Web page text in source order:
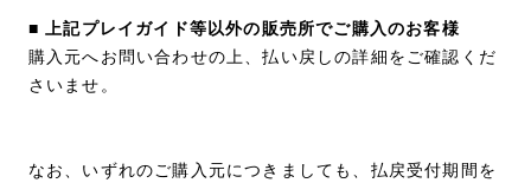
■ 上記プレイガイド等以外の販売所でご購入のお客様
購入元へお問い合わせの上、払い戻しの詳細をご確認くだ
さいませ。
なお、いずれのご購入元につきましても、払戻受付期間を